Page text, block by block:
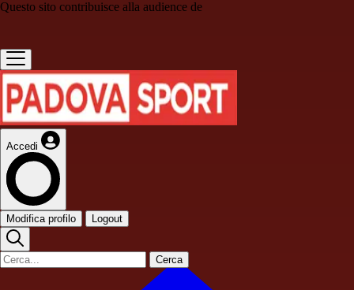
Questo sito contribuisce alla audience de
Accedi
Modifica profilo Logout
Cerca